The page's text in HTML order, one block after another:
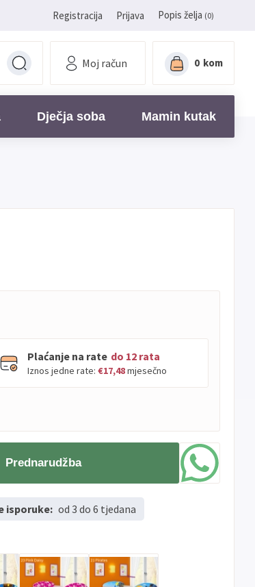
Registracija Prijava Popis želja (0)
Moj račun 0 kom
Dječja soba Mamin kutak
Plaćanje na rate do 12 rata
Iznos jedne rate: €17,48mjesečno
PBZ do12rata
Erste Diners
rata
Erste
Master
Sve
banke
Visa Jednokratno
Prednarudžba
isporuke: od 3 do 6 tjedana